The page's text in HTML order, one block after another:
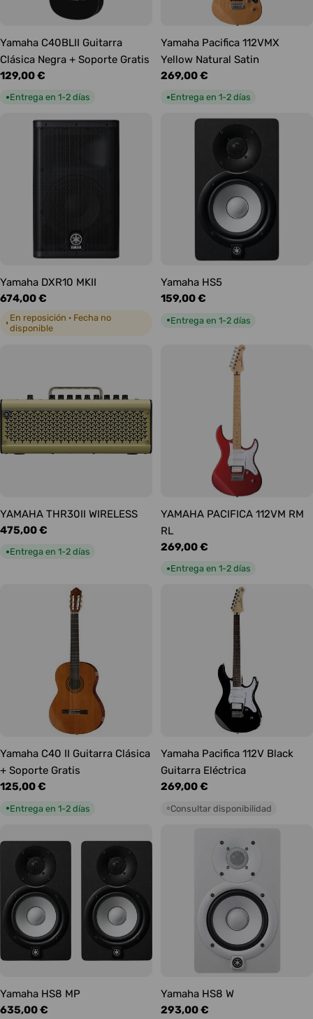
Yamaha C40BLII Guitarra
Clásica Negra + Soporte Gratis
Precio
129,00 €
●Entrega en 1-2 días
Yamaha Pacifica 112VMX
Yellow Natural Satin
Precio
269,00 €
●Entrega en 1-2 días
Yamaha DXR10 MKII
Precio
habitual
674,00 €
◐ En reposición · Fecha no
disponible
Yamaha HS5
Precio
159,00 €
●Entrega en 1-2 días
YAMAHA THR30II WIRELESS
Precio
habitual
475,00 €
●Entrega en 1-2 días
YAMAHA PACIFICA 112VM RM
RL
Precio
habitual
269,00 €
●Entrega en 1-2 días
Yamaha C40 II Guitarra Clásica
+ Soporte Gratis
Precio
125,00 €
●Entrega en 1-2 días
Yamaha Pacifica 112V Black
Guitarra Eléctrica
Precio
269,00 €
○Consultar disponibilidad
Yamaha HS8 MP
Precio
635,00 €
Yamaha HS8 W
Precio
293,00 €